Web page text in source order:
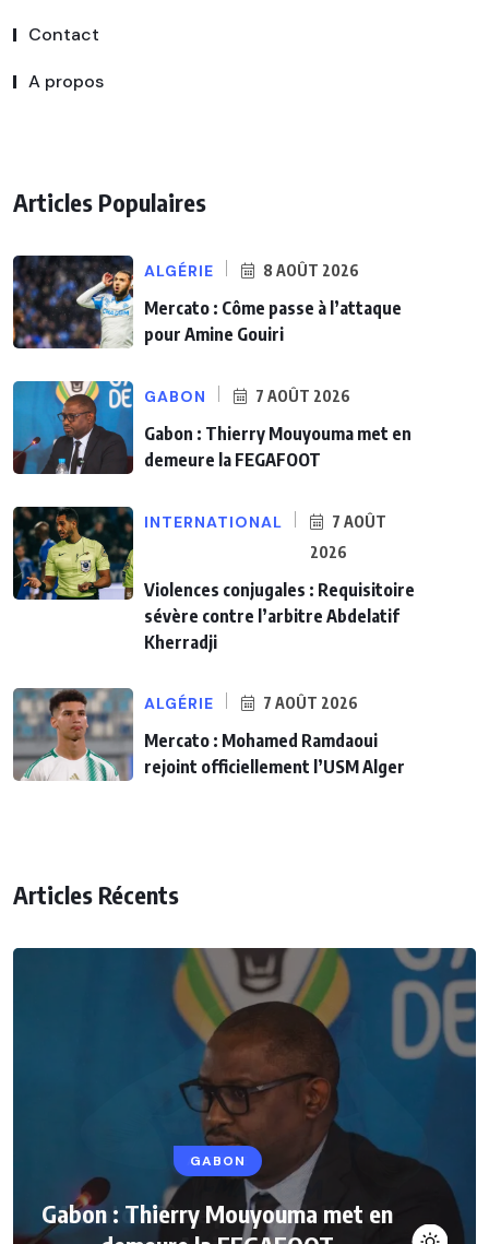
Contact
A propos
Articles Populaires
ALGÉRIE 8 AOÛT 2026
Mercato : Côme passe à l’attaque
pour Amine Gouiri
GABON 7 AOÛT 2026
Gabon : Thierry Mouyouma met en
demeure la FEGAFOOT
INTERNATIONAL
7 AOÛT
2026
Violences conjugales : Requisitoire
sévère contre l’arbitre Abdelatif
Kherradji
ALGÉRIE 7 AOÛT 2026
Mercato : Mohamed Ramdaoui
rejoint officiellement l’USM Alger
Articles Récents
GABON
Gabon : Thierry Mouyouma met en